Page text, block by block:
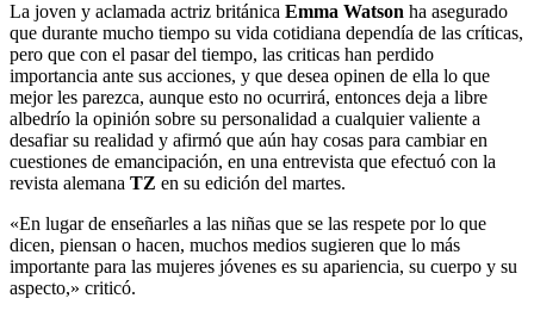
La joven y aclamada actriz británica Emma Watson ha asegurado
que durante mucho tiempo su vida cotidiana dependía de las críticas,
pero que con el pasar del tiempo, las criticas han perdido
importancia ante sus acciones, y que desea opinen de ella lo que
mejor les parezca, aunque esto no ocurrirá, entonces deja a libre
albedrío la opinión sobre su personalidad a cualquier valiente a
desafiar su realidad y afirmó que aún hay cosas para cambiar en
cuestiones de emancipación, en una entrevista que efectuó con la
revista alemana TZ en su edición del martes.
«En lugar de enseñarles a las niñas que se las respete por lo que
dicen, piensan o hacen, muchos medios sugieren que lo más
importante para las mujeres jóvenes es su apariencia, su cuerpo y su
aspecto,» criticó.